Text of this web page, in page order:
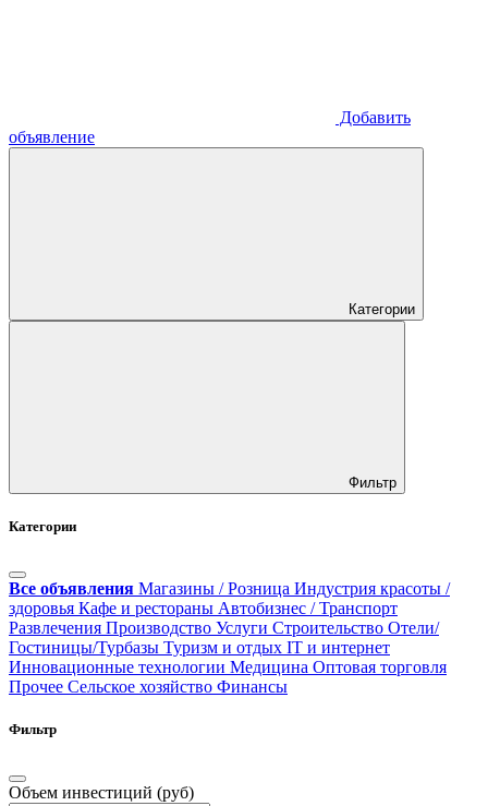
Добавить
объявление
Категории
Фильтр
Категории
Все объявления Магазины / Розница Индустрия красоты /
здоровья Кафе и рестораны Автобизнес / Транспорт
Развлечения Производство Услуги Строительство Отели/
Гостиницы/Турбазы Туризм и отдых IT и интернет
Инновационные технологии Медицина Оптовая торговля
Прочее Сельское хозяйство Финансы
Фильтр
Объем инвестиций (руб)